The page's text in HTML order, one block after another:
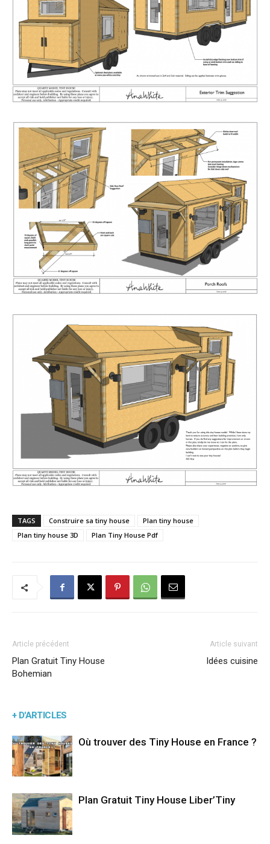
TAGS Construire sa tiny house
Plan tiny house
Plan tiny house 3D
Plan Tiny House Pdf
Article précédent
Plan Gratuit Tiny House
Bohemian
Article suivant
Idées cuisine
+ D'ARTICLES
Où trouver des Tiny House en France ?
Plan Gratuit Tiny House Liber’Tiny